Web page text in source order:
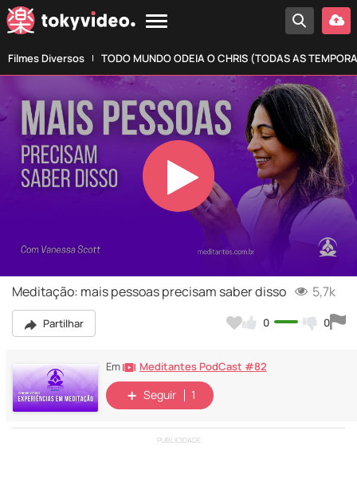
Filmes Diversos TODO MUNDO ODEIA O CHRIS (TODAS AS
Play
Video
Meditação: mais pessoas precisam saber disso 5,7k
Partilhar 0 0
Em Meditantes PodCast #82
Seguir 1
PUBLICIDADE